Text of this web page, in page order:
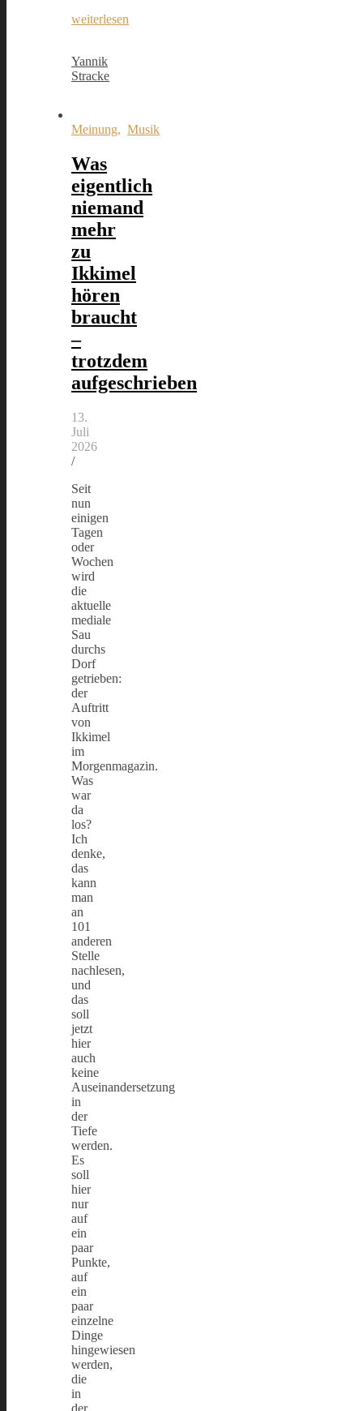
weiterlesen
Yannik
Stracke
Meinung, Musik
Was
eigentlich
niemand
mehr
zu
Ikkimel
hören
braucht
–
trotzdem
aufgeschrieben
13.
Juli
2026
/
Seit
nun
einigen
Tagen
oder
Wochen
wird
die
aktuelle
mediale
Sau
durchs
Dorf
getrieben:
der
Auftritt
von
Ikkimel
im
Morgenmagazin.
Was
war
da
los?
Ich
denke,
das
kann
man
an
101
anderen
Stelle
nachlesen,
und
das
soll
jetzt
hier
auch
keine
Auseinandersetzung
in
der
Tiefe
werden.
Es
soll
hier
nur
auf
ein
paar
Punkte,
auf
ein
paar
einzelne
Dinge
hingewiesen
werden,
die
in
der